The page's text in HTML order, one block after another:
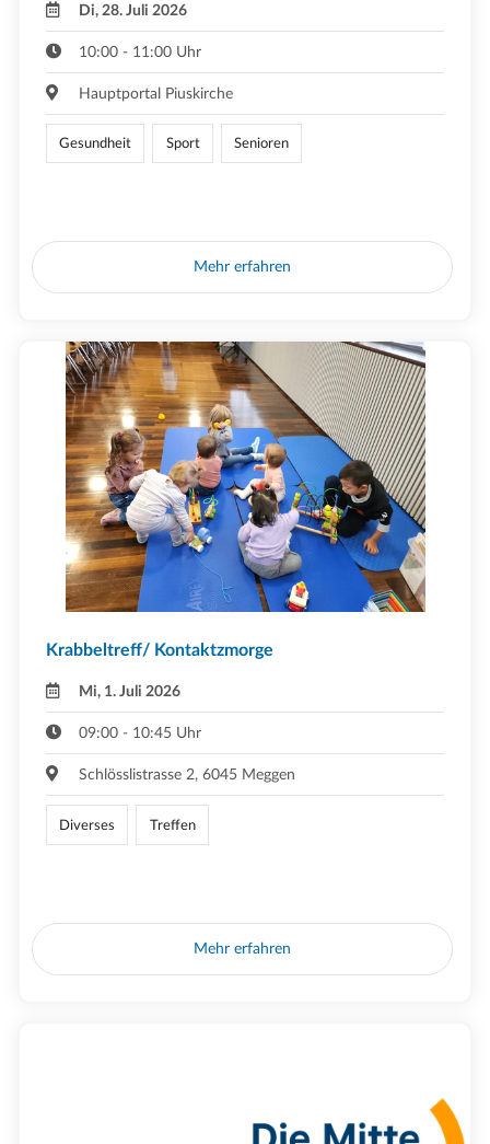
Di, 28. Juli 2026
10:00 - 11:00 Uhr
Hauptportal Piuskirche
Gesundheit Sport Senioren
Mehr erfahren
Krabbeltreff/ Kontaktzmorge
Mi, 1. Juli 2026
09:00 - 10:45 Uhr
Schlösslistrasse 2, 6045 Meggen
Diverses Treffen
Mehr erfahren